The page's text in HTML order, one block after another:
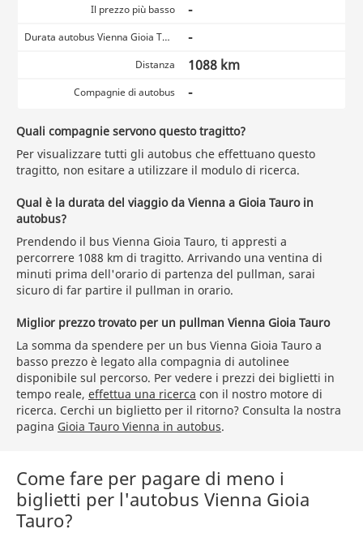
Il prezzo più basso -
Durata autobus Vienna Gioia Tauro -
Distanza 1088 km
Compagnie di autobus -
Quali compagnie servono questo tragitto?
Per visualizzare tutti gli autobus che effettuano questo
tragitto, non esitare a utilizzare il modulo di ricerca.
Qual è la durata del viaggio da Vienna a Gioia Tauro in
autobus?
Prendendo il bus Vienna Gioia Tauro, ti appresti a
percorrere 1088 km di tragitto. Arrivando una ventina di
minuti prima dell'orario di partenza del pullman, sarai
sicuro di far partire il pullman in orario.
Miglior prezzo trovato per un pullman Vienna Gioia Tauro
La somma da spendere per un bus Vienna Gioia Tauro a
basso prezzo è legato alla compagnia di autolinee
disponibile sul percorso. Per vedere i prezzi dei biglietti in
tempo reale, effettua una ricerca con il nostro motore di
ricerca. Cerchi un biglietto per il ritorno? Consulta la nostra
pagina Gioia Tauro Vienna in autobus.
Come fare per pagare di meno i
biglietti per l'autobus Vienna Gioia
Tauro?